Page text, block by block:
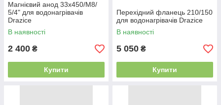
Магнієвий анод 33x450/M8/
5/4" для водонагрівачів
Drazice
В наявності
2 400 ₴
Купити
Перехідний фланець 210/150
для водонагрівачів Drazice
В наявності
5 050 ₴
Купити